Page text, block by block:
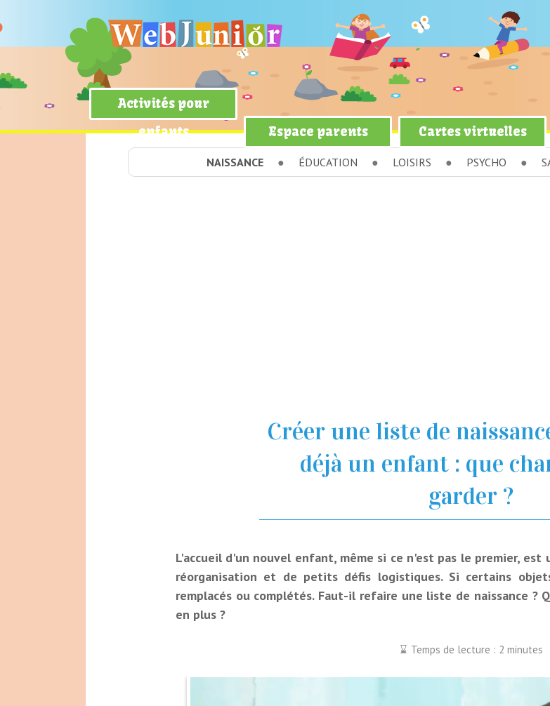
Activités pour
enfants
Espace parents Cartes virtuelles
NAISSANCE ÉDUCATION LOISIRS PSYCHO
Créer une liste de
déjà un enfant : que
garder ?
L'accueil d'un nouvel enfant, même si ce n'est pas le premier,
réorganisation et de petits défis logistiques. Si certains
remplacés ou complétés. Faut-il refaire une liste de naissance ?
en plus ?
Temps de lecture : 2 minutes